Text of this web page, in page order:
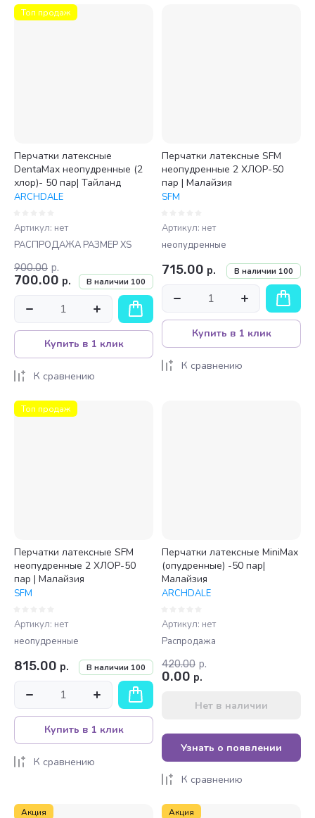
Топ продаж
Перчатки латексные
DentaMax неопудренные (2
хлор)- 50 пар| Тайланд
ARCHDALE
Артикул: нет
РАСПРОДАЖА РАЗМЕР XS
В наличии 100
900.00 р.
700.00 р.
Купить в 1 клик
К сравнению
Перчатки латексные SFM
неопудренные 2 ХЛОР-50
пар | Малайзия
SFM
Артикул: нет
неопудренные
В наличии 100
715.00 р.
Купить в 1 клик
К сравнению
Топ продаж
Перчатки латексные SFM
неопудренные 2 ХЛОР-50
пар | Малайзия
SFM
Артикул: нет
неопудренные
В наличии 100
815.00 р.
Купить в 1 клик
К сравнению
Перчатки латексные MiniMax
(опудренные) -50 пар|
Малайзия
ARCHDALE
Артикул: нет
Распродажа
420.00 р.
0.00 р.
Нет в наличии
Узнать о появлении
К сравнению
Акция Акция